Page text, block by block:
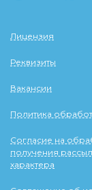
Лицензия
Реквизиты
Вакансии
Политика
Согласие на
получения
характера